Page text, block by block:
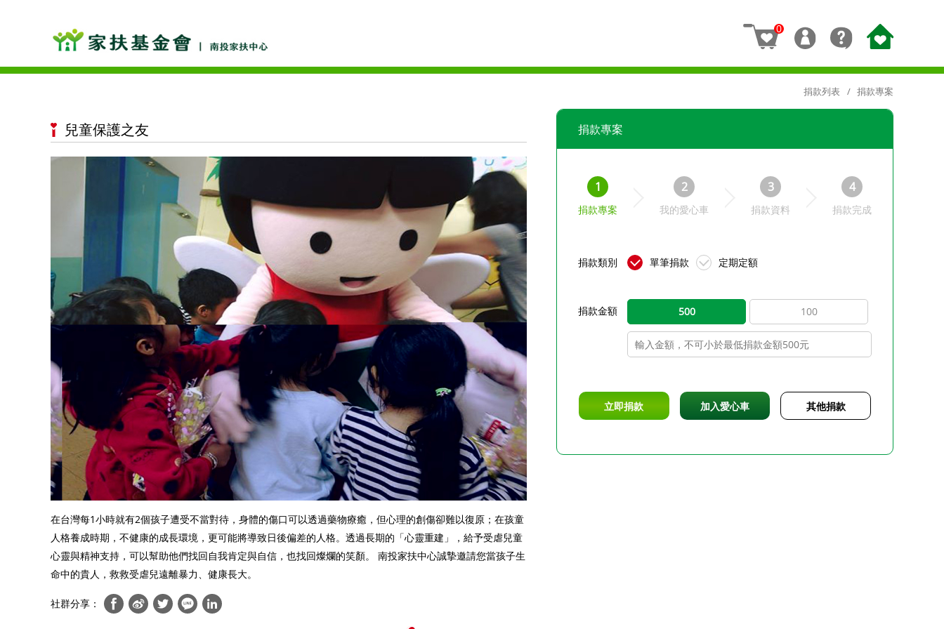
0
捐款列表 捐款專案
兒童保護之友
在台灣每1小時就有2個孩子遭受不當對待，身體的傷口可以透過藥物療癒，但心理的創傷卻難以復原；在孩童
人格養成時期，不健康的成長環境，更可能將導致日後偏差的人格。透過長期的「心靈重建」，給予受虐兒童
心靈與精神支持，可以幫助他們找回自我肯定與自信，也找回燦爛的笑顏。 南投家扶中心誠摯邀請您當孩子生
命中的貴人，救救受虐兒遠離暴力、健康長大。
社群分享：
捐款專案
1
捐款專案
2
我的愛心車
3
捐款資料
4
捐款完成
捐款類別 單筆捐款 定期定額
捐款金額 500 100
立即捐款 加入愛心車 其他捐款